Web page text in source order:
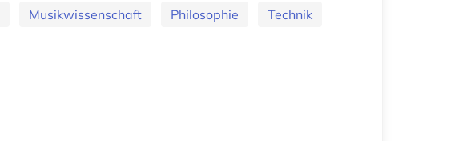
Musikwissenschaft Philosophie Technik